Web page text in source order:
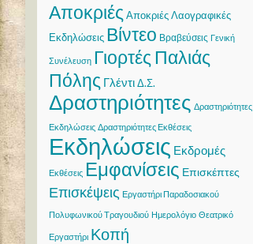
Αποκριές Αποκριές Λαογραφικές
Εκδηλώσεις Βίντεο Βραβεύσεις Γενική
Συνέλευση Γιορτές Παλιάς
Πόλης ΓλέντιΔ.Σ.
Δραστηριότητες Δραστηριότητες
Εκδηλώσεις Δραστηριότητες Εκθέσεις
Εκδηλώσεις Εκδρομές
Εκθέσεις Εμφανίσεις Επισκέπτες
Επισκέψεις Εργαστήρι Παραδοσιακού
Πολυφωνικού Τραγουδιού Ημερολόγιο Θεατρικό
Εργαστήρι Κοπή